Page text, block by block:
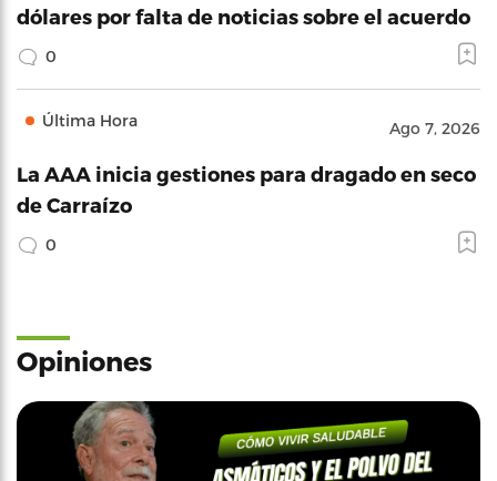
dólares por falta de noticias sobre el acuerdo
0
Última Hora Ago 7, 2026
La AAA inicia gestiones para dragado en seco
de Carraízo
0
Opiniones